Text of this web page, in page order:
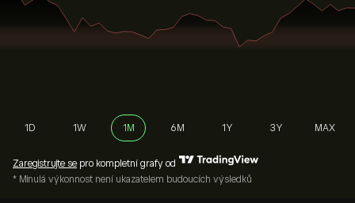
1D 1W 1M 6M 1Y 3Y MAX
Zaregistrujte se pro kompletní grafy od
* Minulá výkonnost není ukazatelem budoucích výsledků